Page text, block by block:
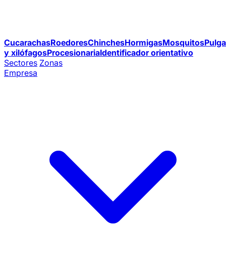
CucarachasRoedoresChinchesHormigasMosquitos
y xilófagosProcesionariaIdentificador orientativo
Sectores Zonas
Empresa